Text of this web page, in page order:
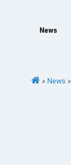
News
» News »